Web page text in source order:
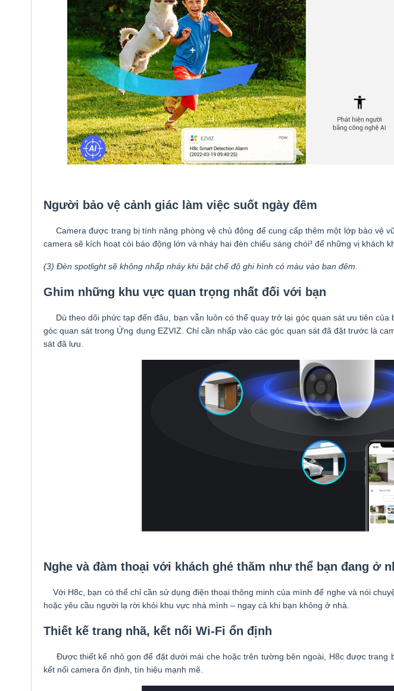
Người bảo vệ cảnh giác làm việc suốt ngày đêm
Camera được trang bị tính năng phòng vệ chủ động để cung cấp thêm một lớp bảo vệ
camera sẽ kích hoạt còi báo động lớn và nháy hai đèn chiếu sáng chói³ để những vị khách
(3) Đèn spotlight sẽ không nhấp nháy khi bật chế độ ghi hình có màu vào ban đêm.
Ghim những khu vực quan trọng nhất đối với bạn
Dù theo dõi phức tạp đến đâu, bạn vẫn luôn có thể quay trở lại góc quan sát ưu tiên của
góc quan sát trong Ứng dụng EZVIZ. Chỉ cần nhấp vào các góc quan sát đã đặt trước là
sát đã lưu.
Nghe và đàm thoại với khách ghé thăm như thể bạn đang ở
Với H8c, bạn có thể chỉ cần sử dụng điện thoại thông minh của mình để nghe và nói
hoặc yêu cầu người lạ rời khỏi khu vực nhà mình – ngay cả khi bạn không ở nhà.
Thiết kế trang nhã, kết nối Wi-Fi ổn định
Được thiết kế nhỏ gọn để đặt dưới mái che hoặc trên tường bên ngoài, H8c được trang
kết nối camera ổn định, tín hiệu mạnh mẽ.